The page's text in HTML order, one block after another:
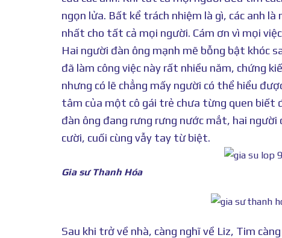
ngọn lửa. Bất kể trách nhiệm là gì, các anh
nhất cho tất cả mọi người. Cám ơn vì mọi
Hai người đàn ông mạnh mẽ bỗng bật khóc
đã làm công việc này rất nhiều năm, chứng
nhưng có lẽ chẳng mấy người có thể hiểu
tâm của một cô gái trẻ chưa từng quen biết
đàn ông đang rưng rưng nước mắt, hai người
cười, cuối cùng vẫy tay từ biệt.
Gia sư Thanh Hóa
Sau khi trở về nhà, càng nghĩ về Liz, Tim